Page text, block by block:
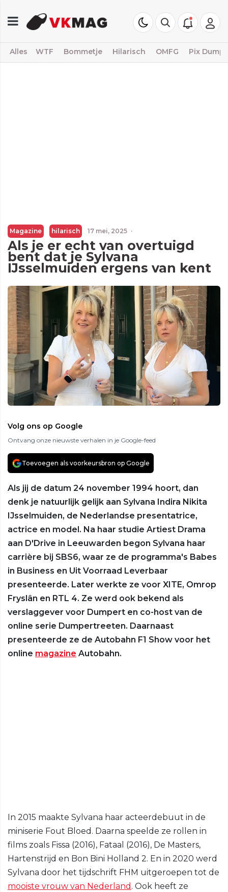
Alles WTF Bommetje Hilarisch OMFG Pix Dump
Magazine hilarisch 17 mei, 2025 ·
Als je er echt van overtuigd
bent dat je Sylvana
IJsselmuiden ergens van kent
Volg ons op Google
Ontvang onze nieuwste verhalen in je Google-feed
Toevoegen als voorkeursbron op Google
Als jij de datum 24 november 1994 hoort, dan
denk je natuurlijk gelijk aan Sylvana Indira Nikita
IJsselmuiden, de Nederlandse presentatrice,
actrice en model. Na haar studie Artiest Drama
aan D'Drive in Leeuwarden begon Sylvana haar
carrière bij SBS6, waar ze de programma's Babes
in Business en Uit Voorraad Leverbaar
presenteerde. Later werkte ze voor XITE, Omrop
Fryslân en RTL 4. Ze werd ook bekend als
verslaggever voor Dumpert en co-host van de
online serie Dumpertreeten. Daarnaast
presenteerde ze de Autobahn F1 Show voor het
online magazine Autobahn.
In 2015 maakte Sylvana haar acteerdebuut in de
miniserie Fout Bloed. Daarna speelde ze rollen in
films zoals Fissa (2016), Fataal (2016), De Masters,
Hartenstrijd en Bon Bini Holland 2. En in 2020 werd
Sylvana door het tijdschrift FHM uitgeroepen tot de
mooiste vrouw van Nederland . Ook heeft ze